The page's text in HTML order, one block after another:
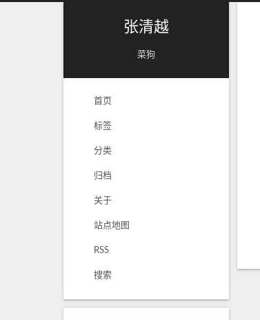
张清越
菜狗
首页
标签
分类
归档
关于
站点地图
RSS
搜索